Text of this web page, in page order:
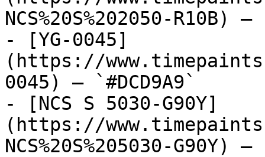
NCS%20S%202050-R10B)
- [YG-0045]
(https://
0045) — `#DCD9A9`
- [NCS S 5030-G90Y]
(https://
NCS%20S%205030-G90Y)